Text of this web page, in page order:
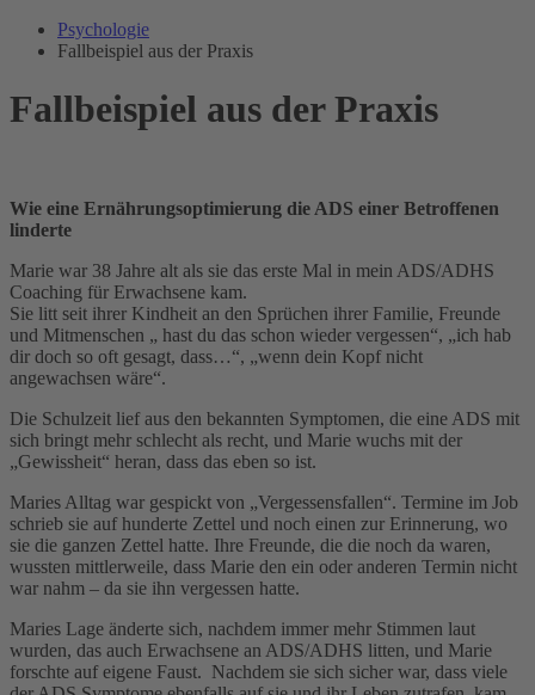
Psychologie
Fallbeispiel aus der Praxis
Fallbeispiel aus der Praxis
Wie eine Ernährungsoptimierung die ADS einer Betroffenen
linderte
Marie war 38 Jahre alt als sie das erste Mal in mein ADS/ADHS
Coaching für Erwachsene kam.
Sie litt seit ihrer Kindheit an den Sprüchen ihrer Familie, Freunde
und Mitmenschen „ hast du das schon wieder vergessen“, „ich hab
dir doch so oft gesagt, dass…“, „wenn dein Kopf nicht
angewachsen wäre“.
Die Schulzeit lief aus den bekannten Symptomen, die eine ADS mit
sich bringt mehr schlecht als recht, und Marie wuchs mit der
„Gewissheit“ heran, dass das eben so ist.
Maries Alltag war gespickt von „Vergessensfallen“. Termine im Job
schrieb sie auf hunderte Zettel und noch einen zur Erinnerung, wo
sie die ganzen Zettel hatte. Ihre Freunde, die die noch da waren,
wussten mittlerweile, dass Marie den ein oder anderen Termin nicht
war nahm – da sie ihn vergessen hatte.
Maries Lage änderte sich, nachdem immer mehr Stimmen laut
wurden, das auch Erwachsene an ADS/ADHS litten, und Marie
forschte auf eigene Faust. Nachdem sie sich sicher war, dass viele